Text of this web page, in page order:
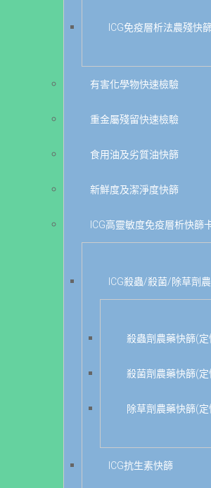
ICG免疫層析法農殘快
有害化學物快速檢驗
重金屬殘留快速檢驗
食用油及劣質油快篩
新鮮度及潔淨度快篩
ICG高靈敏度免疫層析快篩
ICG殺蟲/殺菌/除草劑
殺蟲劑農藥快篩(定
殺菌劑農藥快篩(定
除草劑農藥快篩(定
ICG抗生素快篩